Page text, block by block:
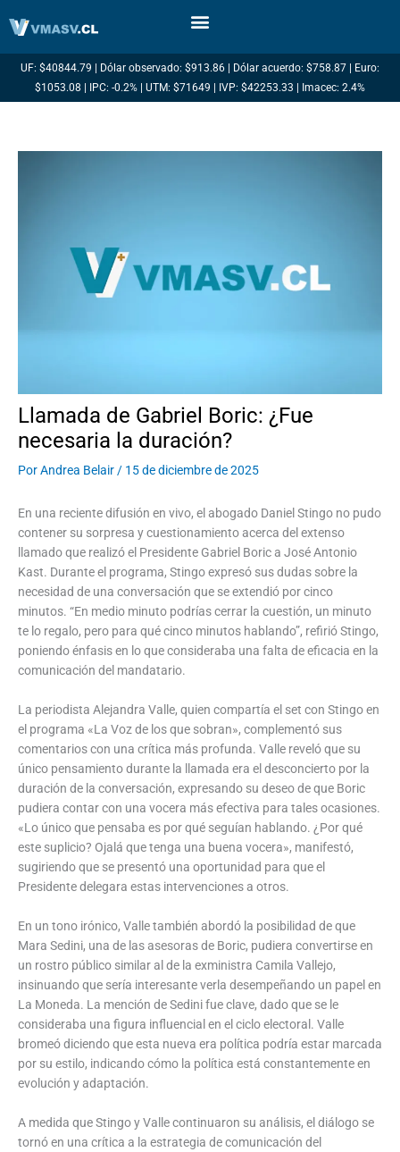
UF: $40844.79 | Dólar observado: $913.86 | Dólar acuerdo: $758.87 | Euro:
$1053.08 | IPC: -0.2% | UTM: $71649 | IVP: $42253.33 | Imacec: 2.4%
Llamada de Gabriel Boric: ¿Fue
necesaria la duración?
PorAndrea Belair / 15 de diciembre de 2025
En una reciente difusión en vivo, el abogado Daniel Stingo no pudo
contener su sorpresa y cuestionamiento acerca del extenso
llamado que realizó el Presidente Gabriel Boric a José Antonio
Kast. Durante el programa, Stingo expresó sus dudas sobre la
necesidad de una conversación que se extendió por cinco
minutos. “En medio minuto podrías cerrar la cuestión, un minuto
te lo regalo, pero para qué cinco minutos hablando”, refirió Stingo,
poniendo énfasis en lo que consideraba una falta de eficacia en la
comunicación del mandatario.
La periodista Alejandra Valle, quien compartía el set con Stingo en
el programa «La Voz de los que sobran», complementó sus
comentarios con una crítica más profunda. Valle reveló que su
único pensamiento durante la llamada era el desconcierto por la
duración de la conversación, expresando su deseo de que Boric
pudiera contar con una vocera más efectiva para tales ocasiones.
«Lo único que pensaba es por qué seguían hablando. ¿Por qué
este suplicio? Ojalá que tenga una buena vocera», manifestó,
sugiriendo que se presentó una oportunidad para que el
Presidente delegara estas intervenciones a otros.
En un tono irónico, Valle también abordó la posibilidad de que
Mara Sedini, una de las asesoras de Boric, pudiera convertirse en
un rostro público similar al de la exministra Camila Vallejo,
insinuando que sería interesante verla desempeñando un papel en
La Moneda. La mención de Sedini fue clave, dado que se le
consideraba una figura influencial en el ciclo electoral. Valle
bromeó diciendo que esta nueva era política podría estar marcada
por su estilo, indicando cómo la política está constantemente en
evolución y adaptación.
A medida que Stingo y Valle continuaron su análisis, el diálogo se
tornó en una crítica a la estrategia de comunicación del